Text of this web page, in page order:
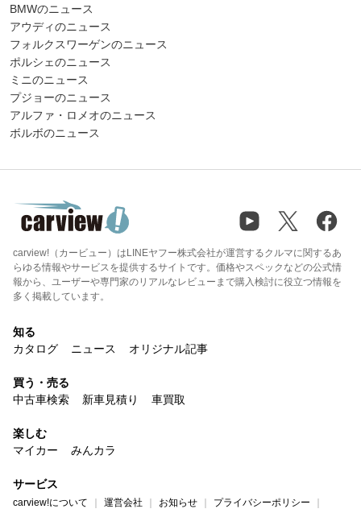
BMWのニュース
アウディのニュース
フォルクスワーゲンのニュース
ポルシェのニュース
ミニのニュース
プジョーのニュース
アルファ・ロメオのニュース
ボルボのニュース
carview!（カービュー）はLINEヤフー株式会社が運営するクルマに関するあ
らゆる情報やサービスを提供するサイトです。価格やスペックなどの公式情
報から、ユーザーや専門家のリアルなレビューまで購入検討に役立つ情報を
多く掲載しています。
知る
カタログ
ニュース オリジナル記事
買う・売る
中古車検索
新車見積り 車買取
楽しむ
マイカー
みんカラ
サービス
carview!について 運営会社 お知らせ プライバシーポリシー